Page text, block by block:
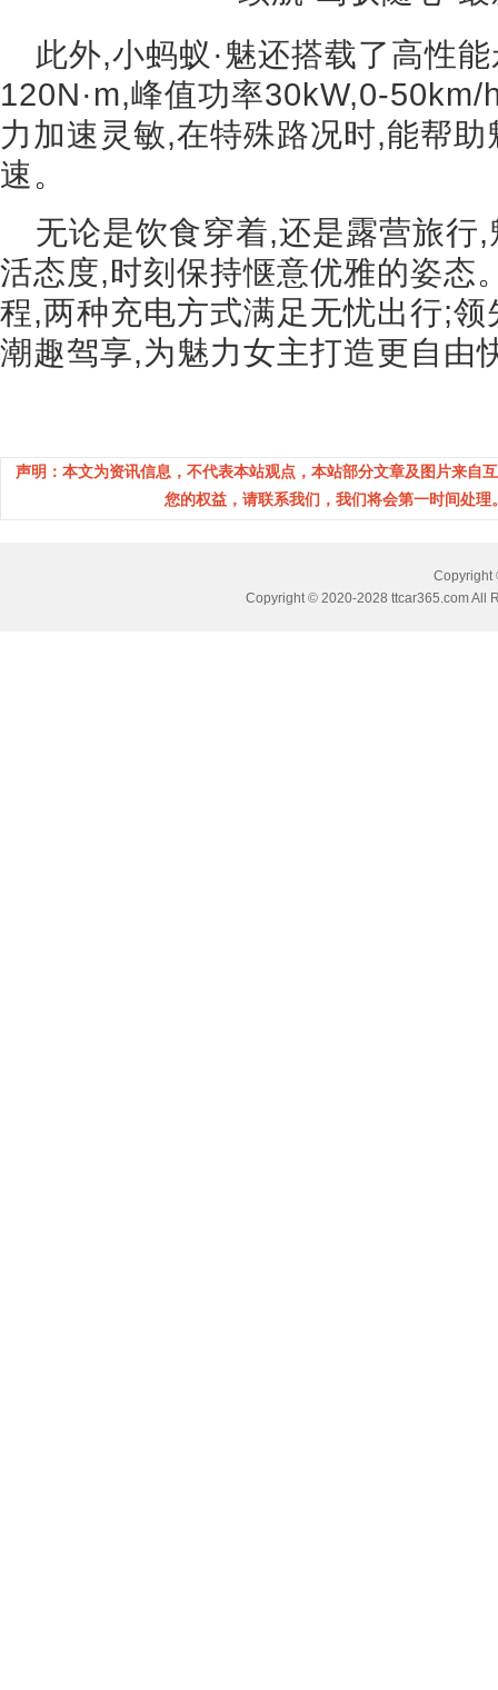
此外,小蚂蚁·魅还搭载了高性
120N·m,峰值功率30kW,0-
力加速灵敏,在特殊路况时,能帮
速。
无论是饮食穿着,还是露营旅行
活态度,时刻保持惬意优雅的姿态
程,两种充电方式满足无忧出行;
潮趣驾享,为魅力女主打造更自由
声明：本文为资讯信息，不代表本站观点，本站部分文章及图片来自
您的权益，请联系我们，我们将会第一时间处
Copyright
Copyright © 2020-2028 ttcar365.com All